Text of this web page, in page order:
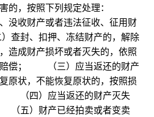
害的，按照下列规定处理：
没收财产或者违法征收、征用财
封、扣押、冻结财产的，解除
造成财产损坏或者灭失的，依照
赔偿； （三）应当返还的财产
原状，不能恢复原状的，按照损
（四）应当返还的财产灭失
五）财产已经拍卖或者变卖